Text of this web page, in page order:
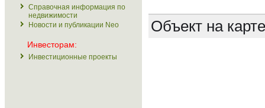
Справочная информация по
недвижимости
Новости и публикации Neo
Инвесторам:
Инвестиционные проекты
Объект на карте